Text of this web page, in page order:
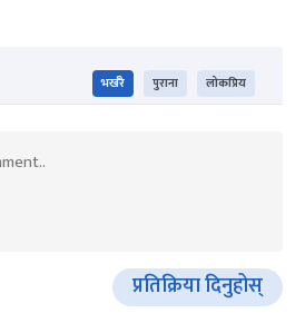
भर्खरै पुराना लोकप्रिय
प्रतिक्रिया दिनुहोस्